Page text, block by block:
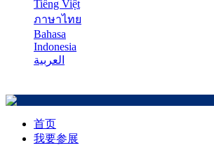
Tiếng Việt
ภาษาไทย
Bahasa
Indonesia
العربية
首页
我要参展